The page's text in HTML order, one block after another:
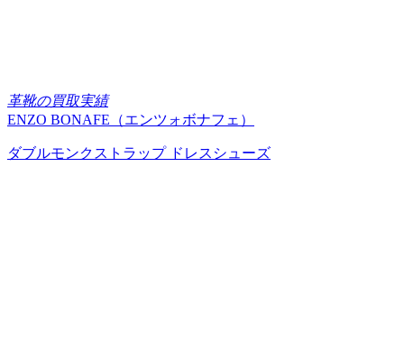
革靴の買取実績
ENZO BONAFE（エンツォボナフェ）
ダブルモンクストラップ ドレスシューズ